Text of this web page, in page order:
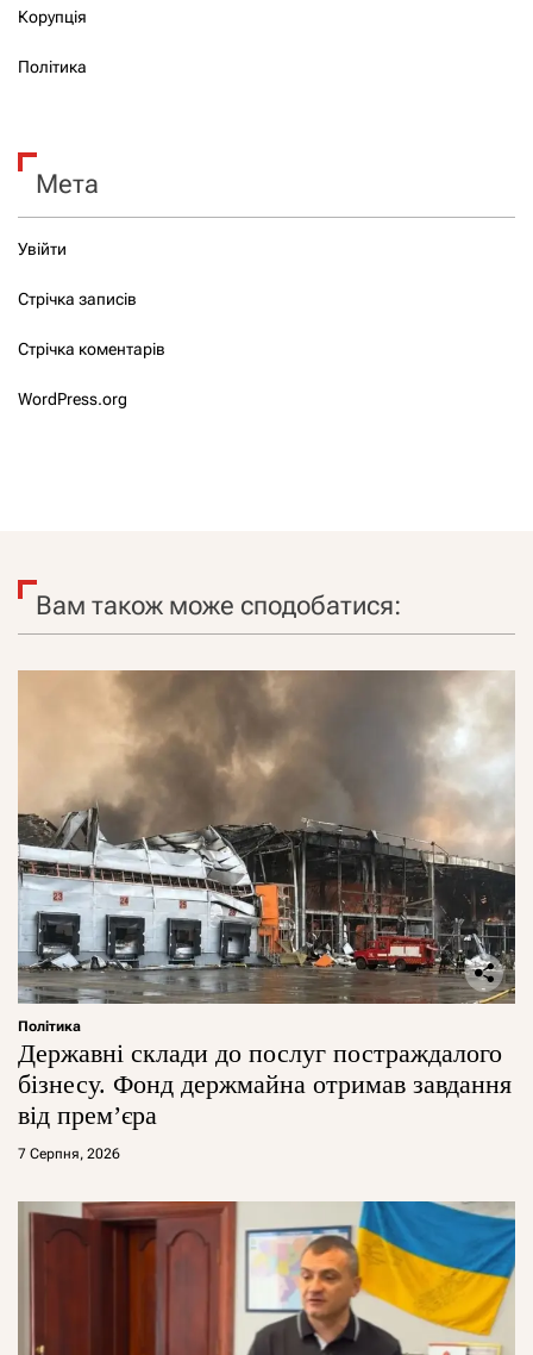
Корупція
Політика
Мета
Увійти
Стрічка записів
Стрічка коментарів
WordPress.org
Вам також може сподобатися:
Політика
Державні склади до послуг постраждалого
бізнесу. Фонд держмайна отримав завдання
від прем’єра
7 Серпня, 2026